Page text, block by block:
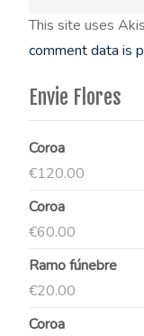
This site uses
comment data is
Envie Flores
Coroa
€120.00
Coroa
€60.00
Ramo fúnebre
€20.00
Coroa